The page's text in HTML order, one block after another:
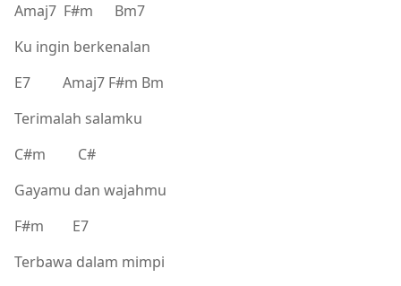
Amaj7 F#m Bm7
Ku ingin berkenalan
E7 Amaj7 F#m Bm
Terimalah salamku
C#m C#
Gayamu dan wajahmu
F#m E7
Terbawa dalam mimpi